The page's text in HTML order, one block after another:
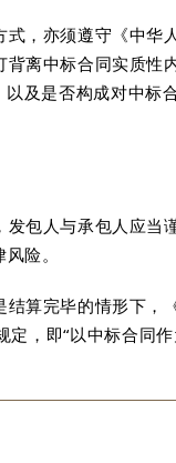
，亦须遵守《中华
离中标合同实质性
及是否构成对中标
包人与承包人应当
险。
算完毕的情形下，
，即“以中标合同